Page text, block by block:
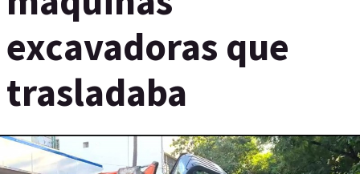
excavadoras que
trasladaba